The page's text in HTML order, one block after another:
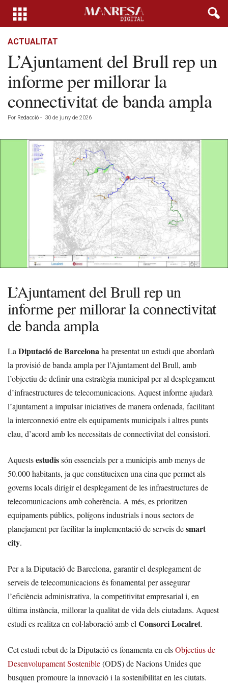
ACTUALITAT
L’Ajuntament del Brull rep un
informe per millorar la
connectivitat de banda ampla
Por Redacció - 30 de juny de 2026
L’Ajuntament del Brull rep un
informe per millorar la connectivitat
de banda ampla
La Diputació de Barcelonaha presentat un estudi que abordarà
la provisió de banda ampla per l’Ajuntament del Brull, amb
l’objectiu de definir una estratègia municipal per al desplegament
d’infraestructures de telecomunicacions. Aquest informe ajudarà
l’ajuntament a impulsar iniciatives de manera ordenada, facilitant
la interconnexió entre els equipaments municipals i altres punts
clau, d’acord amb les necessitats de connectivitat del consistori.
Aquestsestudissón essencials per a municipis amb menys de
50.000 habitants, ja que constitueixen una eina que permet als
governs locals dirigir el desplegament de les infraestructures de
telecomunicacions amb coherència. A més, es prioritzen
equipaments públics, polígons industrials i nous sectors de
planejament per facilitar la implementació de serveis desmart
city.
Per a la Diputació de Barcelona, garantir el desplegament de
serveis de telecomunicacions és fonamental per assegurar
l’eficiència administrativa, la competitivitat empresarial i, en
última instància, millorar la qualitat de vida dels ciutadans. Aquest
estudi es realitza en col·laboració amb el Consorci Localret.
Cet estudi rebut de la Diputació es fonamenta en elsObjectius de
Desenvolupament Sostenible(ODS) de Nacions Unides que
busquen promoure la innovació i la sostenibilitat en les ciutats.